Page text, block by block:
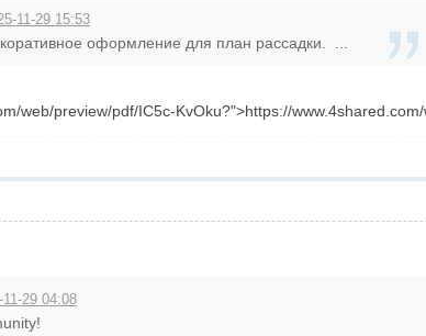
11-29 15:53
оформление для план рассадки. ...
web/preview/pdf/IC5c-KvOku?">https://
29 04:08